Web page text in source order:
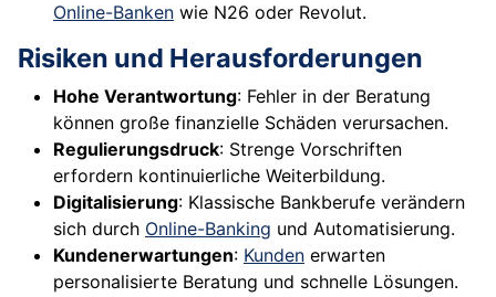
Online-Banken wie N26 oder Revolut.
Risiken und Herausforderungen
Hohe Verantwortung: Fehler in der Beratung
können große finanzielle Schäden verursachen.
Regulierungsdruck: Strenge Vorschriften
erfordern kontinuierliche Weiterbildung.
Digitalisierung: Klassische Bankberufe verändern
sich durch Online-Banking und Automatisierung.
Kundenerwartungen: Kunden erwarten
personalisierte Beratung und schnelle Lösungen.